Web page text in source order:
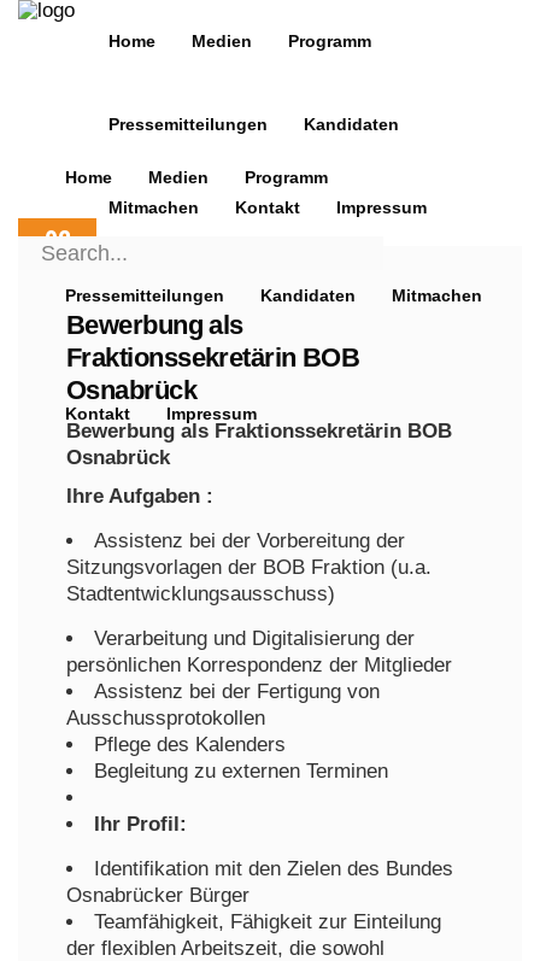
Home Medien Programm
Pressemitteilungen Kandidaten Mitmachen
Kontakt Impressum
Search
Home Medien Programm
Pressemitteilungen Kandidaten
Mitmachen Kontakt Impressum
02
APR.
2019
Bewerbung als
Fraktionssekretärin BOB
Osnabrück
Bewerbung als Fraktionssekretärin BOB
Osnabrück
Ihre Aufgaben :
Assistenz bei der Vorbereitung der
Sitzungsvorlagen der BOB Fraktion (u.a.
Stadtentwicklungsausschuss)
Verarbeitung und Digitalisierung der
persönlichen Korrespondenz der Mitglieder
Assistenz bei der Fertigung von
Ausschussprotokollen
Pflege des Kalenders
Begleitung zu externen Terminen
Ihr Profil:
Identifikation mit den Zielen des Bundes
Osnabrücker Bürger
Teamfähigkeit, Fähigkeit zur Einteilung
der flexiblen Arbeitszeit, die sowohl